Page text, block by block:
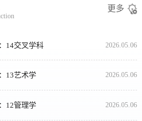
更多
14交叉学科 2026.05.06
13艺术学 2026.05.06
12管理学 2026.05.06